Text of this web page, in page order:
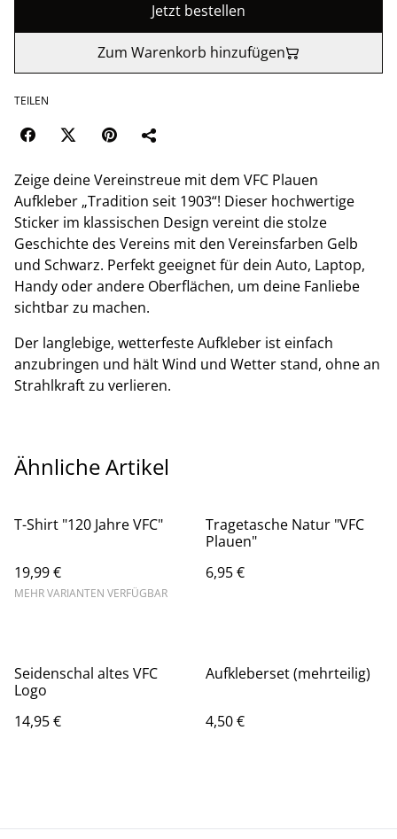
Jetzt bestellen
Zum Warenkorb hinzufügen
TEILEN
Zeige deine Vereinstreue mit dem VFC Plauen
Aufkleber „Tradition seit 1903“! Dieser hochwertige
Sticker im klassischen Design vereint die stolze
Geschichte des Vereins mit den Vereinsfarben Gelb
und Schwarz. Perfekt geeignet für dein Auto, Laptop,
Handy oder andere Oberflächen, um deine Fanliebe
sichtbar zu machen.
Der langlebige, wetterfeste Aufkleber ist einfach
anzubringen und hält Wind und Wetter stand, ohne an
Strahlkraft zu verlieren.
Ähnliche Artikel
T-Shirt "120 Jahre VFC"
19,99 €
MEHR VARIANTEN VERFÜGBAR
Tragetasche Natur "VFC
Plauen"
6,95 €
Seidenschal altes VFC
Logo
14,95 €
Aufkleberset (mehrteilig)
4,50 €